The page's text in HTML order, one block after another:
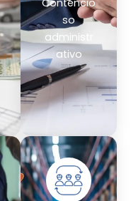
so
administr
ativo